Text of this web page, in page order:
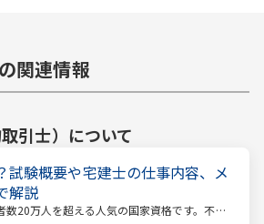
関連情報
引士） について
試験概要や宅建士の仕事内容、メ
解説
数20万人を超える人気の国家資格です。不動